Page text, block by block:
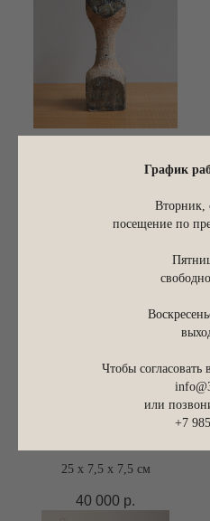
График
Вторник,
посещение по
Чтобы
или
+7
25 х 7,5 х 7,5 см
40 000 р.